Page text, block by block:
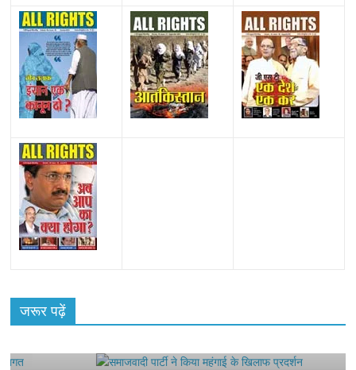
जरूर पढ़ें
राजनीतिक
समाजवादी पार्टी ने किया महंगाई के खिलाफ प्रदर्शन